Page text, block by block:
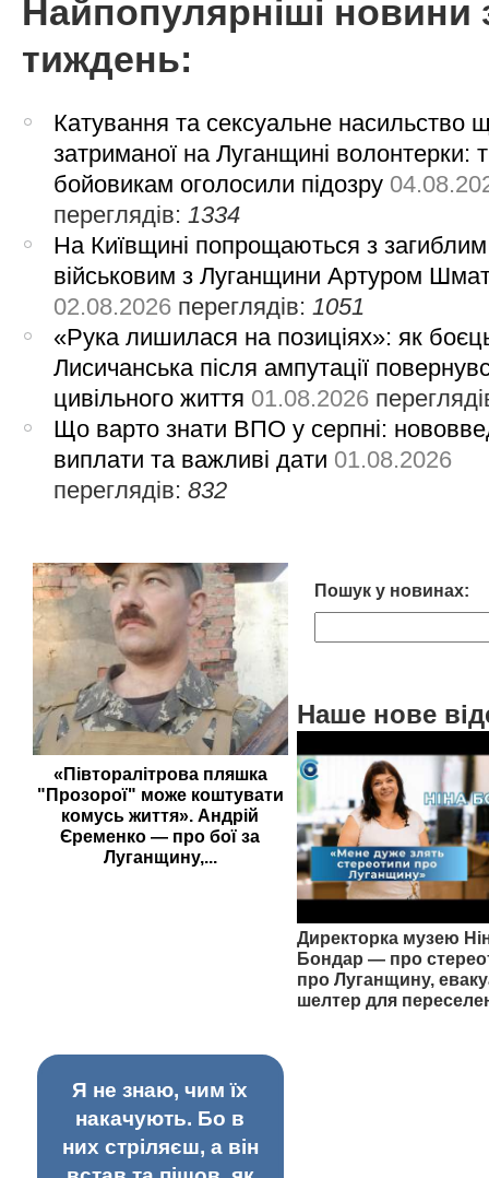
Найпопулярніші новини
тиждень:
Катування та сексуальне насильство
затриманої на Луганщині волонтерки:
бойовикам оголосили підозру
переглядів: 1334
На Київщині попрощаються з загиблим
військовим з Луганщини Артуром
02.08.2026 переглядів: 1051
«Рука лишилася на позиціях»: як
Лисичанська після ампутації
цивільного життя 01.08.2026
Що варто знати ВПО у серпні:
виплати та важливі дати 01.08.2026
переглядів:832
«Півторалітрова пляшка
"Прозорої" може коштувати
комусь життя». Андрій
Єременко — про бої за
Луганщину,...
Пошук у новинах:
Наше нове
Директорка музею
Бондар — про
про Луганщину,
шелтер для
Я не знаю, чим їх
накачують. Бо в
них стріляєш, а він